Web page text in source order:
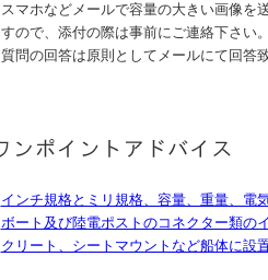
スマホなどメールで容量の大きい画像を
すので、添付の際は事前にご連絡下さい
質問の回答は原則としてメールにて回答
インチ規格とミリ規格、容量、重量、電
ボート及び陸電ポストのコネクター類の
クリート、シートマウントなど船体に設